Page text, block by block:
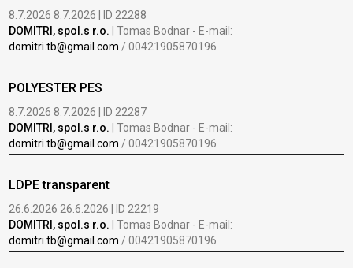
8.7.2026 8.7.2026 | ID 22288
DOMITRI, spol.s r.o. | Tomas Bodnar - E-mail:
domitri.tb@gmail.com / 00421905870196
POLYESTER PES
8.7.2026 8.7.2026 | ID 22287
DOMITRI, spol.s r.o. | Tomas Bodnar - E-mail:
domitri.tb@gmail.com / 00421905870196
LDPE transparent
26.6.2026 26.6.2026 | ID 22219
DOMITRI, spol.s r.o. | Tomas Bodnar - E-mail:
domitri.tb@gmail.com / 00421905870196